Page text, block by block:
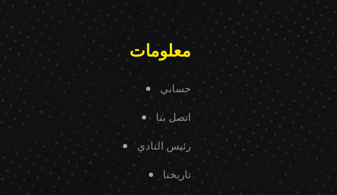
معلومات
حسابي
اتصل بنا
رئيس النادي
تاريخنا